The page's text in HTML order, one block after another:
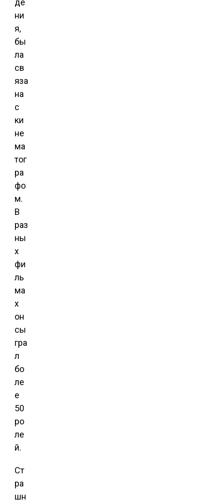
де
ни
я,
бы
ла
св
яза
на
с
ки
не
ма
тог
ра
фо
м.
В
раз
ны
х
фи
ль
ма
х
он
сы
гра
л
бо
ле
е
50
ро
ле
й.
Ст
ра
шн